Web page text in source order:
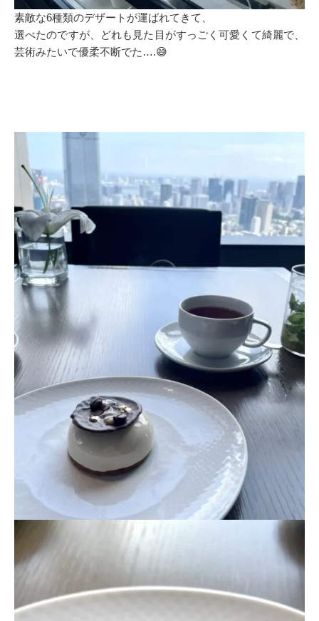
素敵な6種類のデザートが運ばれてきて、
選べたのですが、どれも見た目がすっごく可愛くて綺麗で、
芸術みたいで優柔不断でた….😅